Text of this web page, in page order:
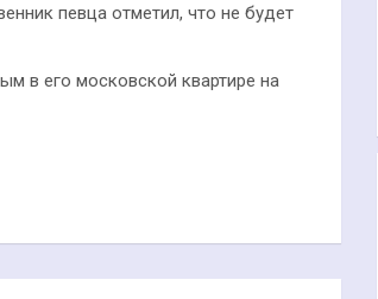
певца отметил, что не будет
в его московской квартире на